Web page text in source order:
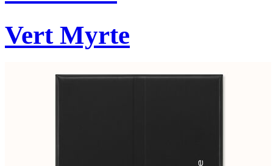
Vert Myrte